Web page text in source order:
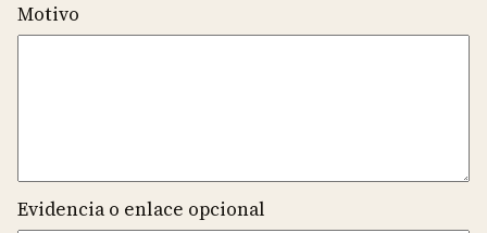
Motivo
Evidencia o enlace opcional